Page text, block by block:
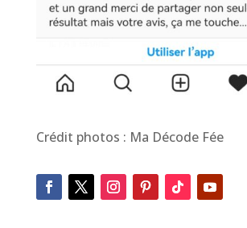
Crédit photos : Ma Décode Fée